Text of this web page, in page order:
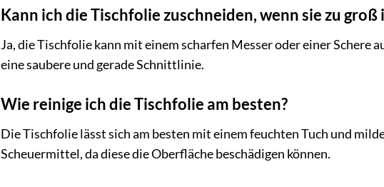
Kann ich die Tischfolie zuschneiden, wenn sie zu groß
Ja, die Tischfolie kann mit einem scharfen Messer oder einer Schere
eine saubere und gerade Schnittlinie.
Wie reinige ich die Tischfolie am besten?
Die Tischfolie lässt sich am besten mit einem feuchten Tuch und
Scheuermittel, da diese die Oberfläche beschädigen können.